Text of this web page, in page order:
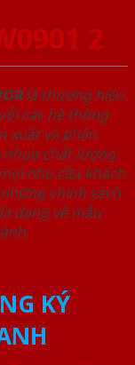
2
là thương hiệu
các hệ thống
xuất và phân
chất lượng
nhu cầu khách
chính sách
dạng về mẫu
KÝ